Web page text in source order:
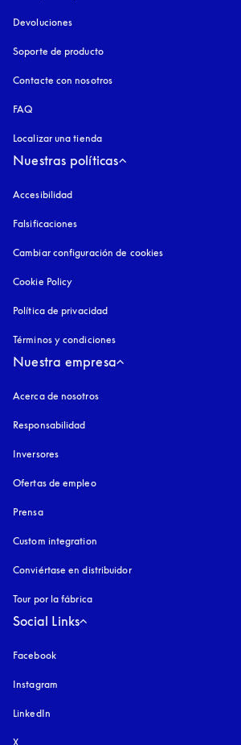
Devoluciones
Soporte de producto
Contacte con nosotros
FAQ
Localizar una tienda
Nuestras políticas
Accesibilidad
Falsificaciones
Cambiar configuración de cookies
Cookie Policy
Política de privacidad
Términos y condiciones
Nuestra empresa
Acerca de nosotros
Responsabilidad
Inversores
Ofertas de empleo
Prensa
Custom integration
Conviértase en distribuidor
Tour por la fábrica
Social Links
Facebook
Instagram
LinkedIn
X